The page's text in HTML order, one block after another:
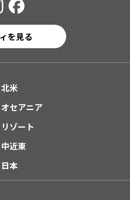
を見る
北米
オセアニア
リゾート
中近東
日本